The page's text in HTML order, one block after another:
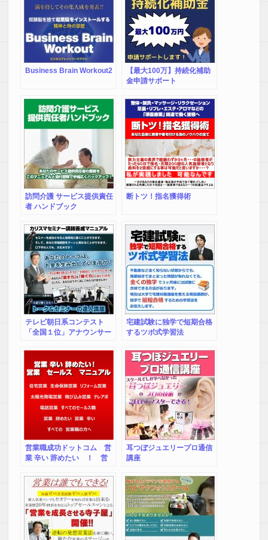
Business Brain Workout2
【最大100万】持続化補助
金申請サポート
訪問介護 サービス提供責任
者 ハンドブック
断トツ！指名獲得術
テレビ朝日系コンテスト
「全国１位」アナウンサー
ーの達人」講座DVD
宅建試験に独学で短期合格
するツボ式学習法
営業職成功ドットコム 営
業 辛い 辞めたい ！ 営
ル 断られても落ち込まな
い自分になるための メン
タル改善トレーニング 住
宅営業 生命保険営業 リ
フォーム営業 太陽光発電
営業 飛び込み営業 テレ
耳つぼジュエリープロ通信
講座